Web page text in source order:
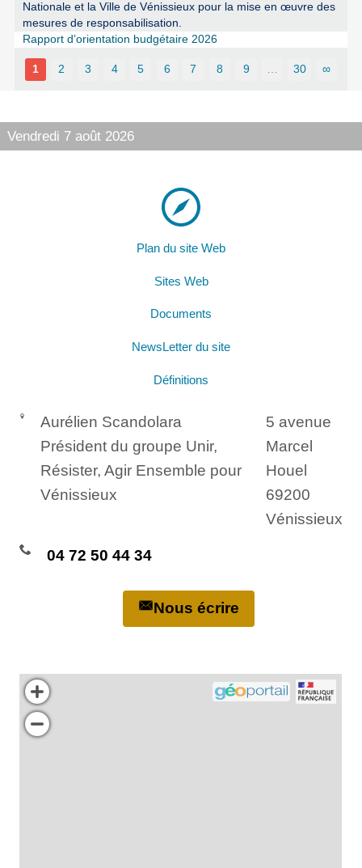
Nationale et la Ville de Vénissieux pour la mise en œuvre des
mesures de responsabilisation.
Rapport d’orientation budgétaire 2026
1 2 3 4 5 6 7 8 9 30 ∞
Vendredi 7 août 2026
Plan du site Web
Sites Web
Documents
NewsLetter du site
Définitions
Aurélien Scandolara
Président du groupe Unir,
Résister, Agir Ensemble pour
Vénissieux
5 avenue
Marcel
Houel
69200
Vénissieux
04 72 50 44 34
Nous écrire